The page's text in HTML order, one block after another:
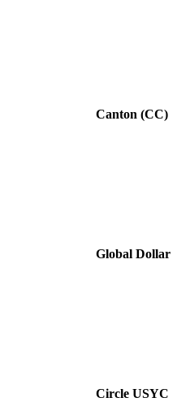
Canton (CC)
Global Dollar
Circle USYC